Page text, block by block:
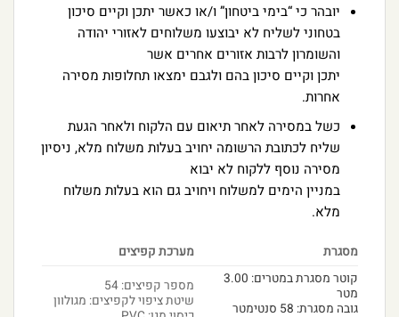
יובהר כי “בימי ביטחון” ו/או כאשר יתכן וקיים סיכון
בטחוני לשליח לא יבוצעו משלוחים לאזורי יהודה
והשומרון לרבות אזורים אחרים אשר
יתכן וקיים סיכון בהם ולגבם ימצאו תחלופות מסירה
אחרות.
כשל במסירה לאחר תיאום עם הלקוח ולאחר הגעת
שליח לכתובת הרשומה יחויב בעלות משלוח מלא, ניסיון
מסירה נוסף ללקוח לא יבוא
במניין הימים למשלוח ויחויב גם הוא בעלות משלוח
מלא.
מסגרת
מערכת קפיצים
קוטר מסגרת במטרים: 3.00
מטר
גובה מסגרת: 58 סנטימטר
מספר קפיצים: 54
שיטת ציפוי לקפיצים: מגולוון